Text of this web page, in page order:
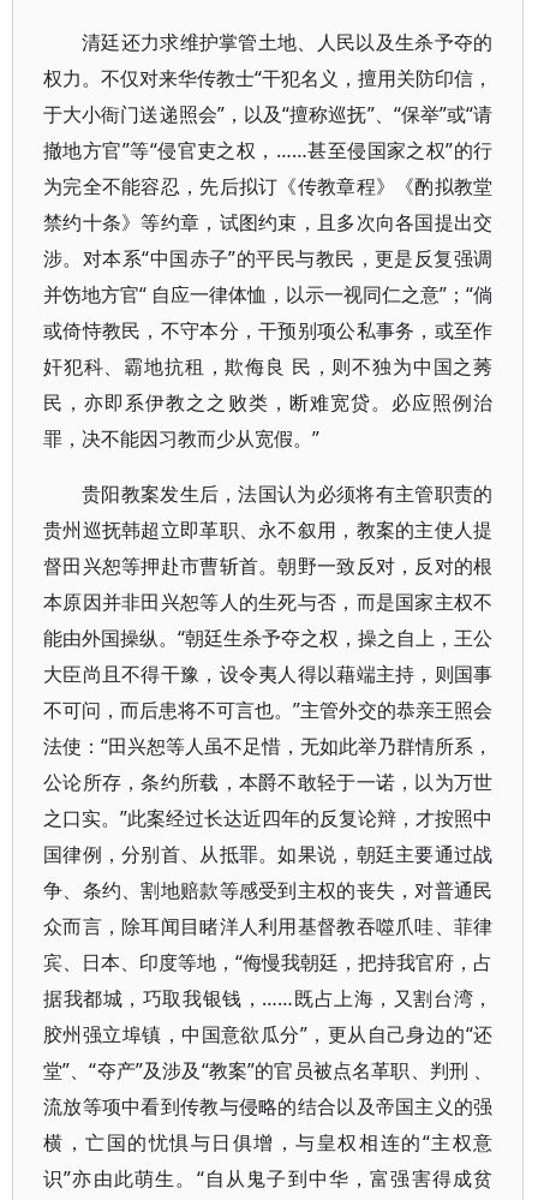
清廷还力求维护掌管土地、人民以及生杀予夺的
权力。不仅对来华传教士“干犯名义，擅用关防印信，
于大小衙门送递照会”，以及“擅称巡抚”、“保举”或“请
撤地方官”等“侵官吏之权，……甚至侵国家之权”的行
为完全不能容忍，先后拟订《传教章程》《酌拟教堂
禁约十条》等约章，试图约束，且多次向各国提出交
涉。对本系“中国赤子”的平民与教民，更是反复强调
并饬地方官“ 自应一律体恤，以示一视同仁之意”；“倘
或倚恃教民，不守本分，干预别项公私事务，或至作
奸犯科、霸地抗租，欺侮良 民，则不独为中国之莠
民，亦即系伊教之之败类，断难宽贷。必应照例治
罪，决不能因习教而少从宽假。”
贵阳教案发生后，法国认为必须将有主管职责的
贵州巡抚韩超立即革职、永不叙用，教案的主使人提
督田兴恕等押赴市曹斩首。朝野一致反对，反对的根
本原因并非田兴恕等人的生死与否，而是国家主权不
能由外国操纵。“朝廷生杀予夺之权，操之自上，王公
大臣尚且不得干豫，设令夷人得以藉端主持，则国事
不可问，而后患将不可言也。”主管外交的恭亲王照会
法使：“田兴恕等人虽不足惜，无如此举乃群情所系，
公论所存，条约所载，本爵不敢轻于一诺，以为万世
之口实。”此案经过长达近四年的反复论辩，才按照中
国律例，分别首、从抵罪。如果说，朝廷主要通过战
争、条约、割地赔款等感受到主权的丧失，对普通民
众而言，除耳闻目睹洋人利用基督教吞噬爪哇、菲律
宾、日本、印度等地，“侮慢我朝廷，把持我官府，占
据我都城，巧取我银钱，……既占上海，又割台湾，
胶州强立埠镇，中国意欲瓜分”，更从自己身边的“还
堂”、“夺产”及涉及“教案”的官员被点名革职、判刑 、
流放等项中看到传教与侵略的结合以及帝国主义的强
横，亡国的忧惧与日俱增，与皇权相连的“主权意
识”亦由此萌生。“自从鬼子到中华，富强害得成贫